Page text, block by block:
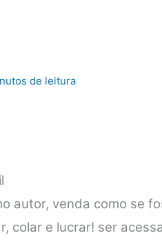
de leitura
autor, venda como se
colar e lucrar! ser